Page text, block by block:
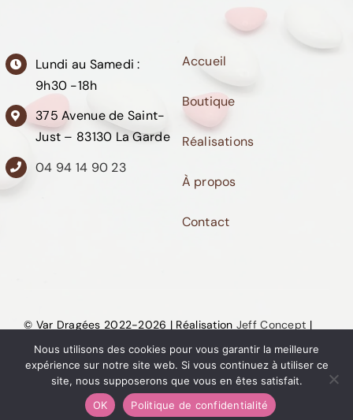
Lundi au Samedi :
9h30 -18h
375 Avenue de Saint-
Just – 83130 La Garde
04 94 14 90 23
Accueil
Boutique
Réalisations
À propos
Contact
© Var Dragées 2022-2026 | Réalisation Jeff Concept |
Mentions Légales| CGU|Politique de confidentialité
Nous utilisons des cookies pour vous garantir la meilleure
expérience sur notre site web. Si vous continuez à utiliser ce
site, nous supposerons que vous en êtes satisfait.
OK
Politique de confidentialité